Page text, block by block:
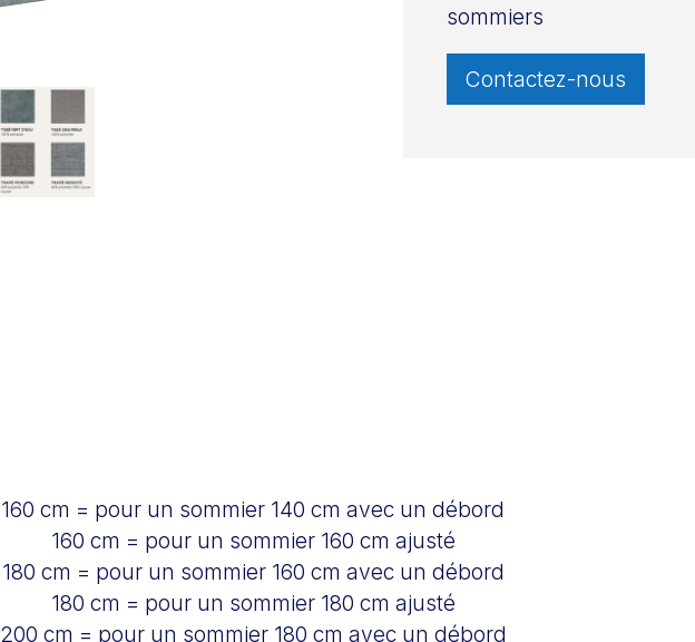
sommiers
Contactez-nous
160 cm = pour un sommier 140 cm avec un débord
160 cm = pour un sommier 160 cm ajusté
180 cm = pour un sommier 160 cm avec un débord
180 cm = pour un sommier 180 cm ajusté
200 cm = pour un sommier 180 cm avec un débord